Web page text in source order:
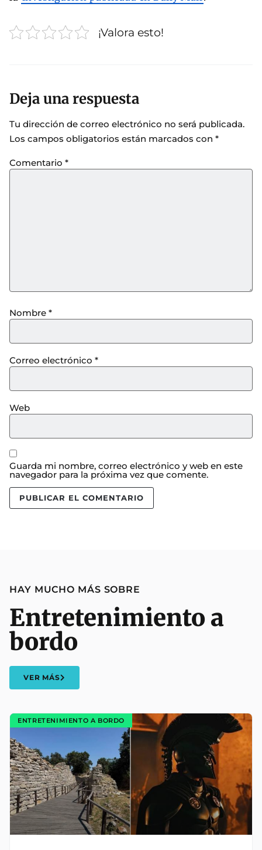
¡Valora esto!
Deja una respuesta
Tu dirección de correo electrónico no será publicada.
Los campos obligatorios están marcados con *
Comentario *
Nombre *
Correo electrónico *
Web
Guarda mi nombre, correo electrónico y web en este
navegador para la próxima vez que comente.
HAY MUCHO MÁS SOBRE
Entretenimiento a
bordo
VER MÁS
ENTRETENIMIENTO A BORDO